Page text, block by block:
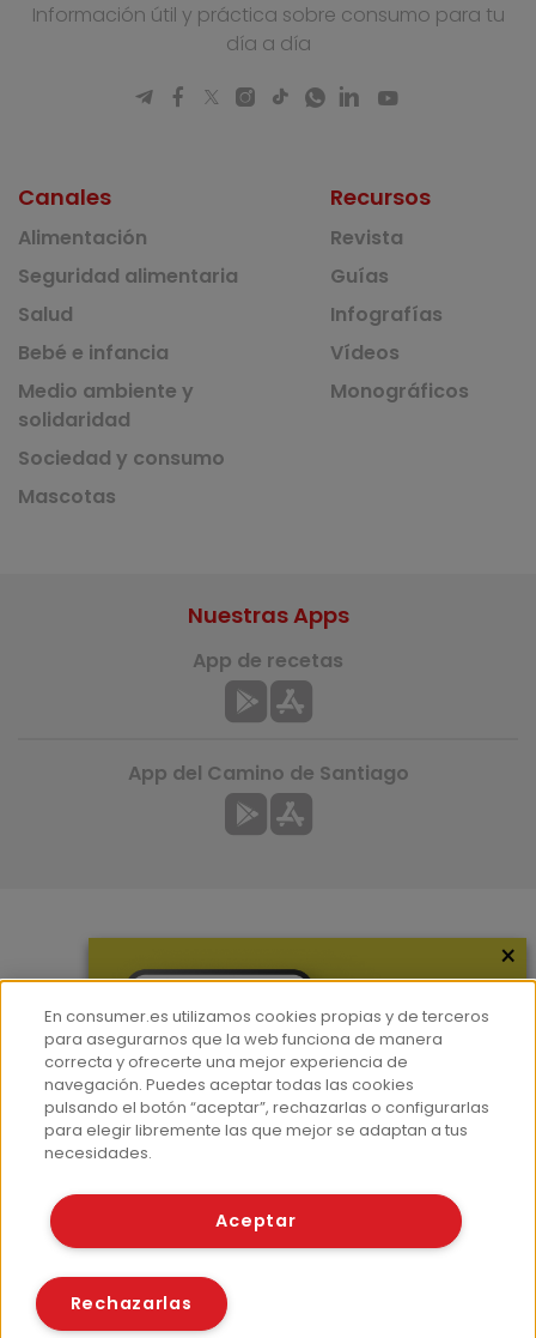
Información útil y práctica sobre consumo para tu
día a día
Canales
Alimentación
Seguridad alimentaria
Salud
Bebé e infancia
Medio ambiente y
solidaridad
Sociedad y consumo
Mascotas
Recursos
Revista
Guías
Infografías
Vídeos
Monográficos
Hemeroteca
Contacto
Prensa
Corpus Lingüístico Consumer
Nuestras Apps
App de recetas
App del Camino de Santiago
© Fundación EROSKI
Políticas de cookies
×
En consumer.es utilizamos cookies propias y de terceros
para asegurarnos que la web funciona de manera
correcta y ofrecerte una mejor experiencia de
navegación. Puedes aceptar todas las cookies
pulsando el botón “aceptar”, rechazarlas o configurarlas
para elegir libremente las que mejor se adaptan a tus
necesidades.
Aceptar
Rechazarlas